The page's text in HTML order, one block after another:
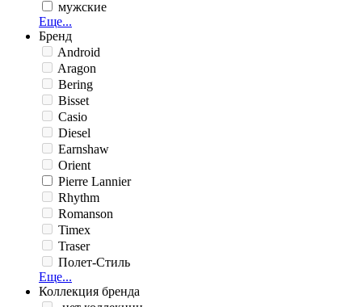
мужские
Еще...
Бренд
Android
Aragon
Bering
Bisset
Casio
Diesel
Earnshaw
Orient
Pierre Lannier
Rhythm
Romanson
Timex
Traser
Полет-Стиль
Еще...
Коллекция бренда